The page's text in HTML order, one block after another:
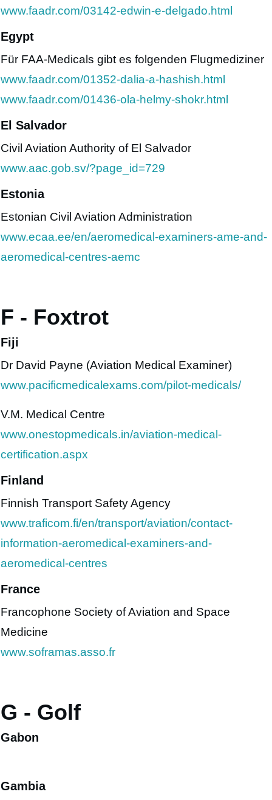
www.faadr.com/03142-edwin-e-delgado.html
Egypt
Für FAA-Medicals gibt es folgenden Flugmediziner
www.faadr.com/01352-dalia-a-hashish.html
www.faadr.com/01436-ola-helmy-shokr.html
El Salvador
Civil Aviation Authority of El Salvador
www.aac.gob.sv/?page_id=729
Estonia
Estonian Civil Aviation Administration
www.ecaa.ee/en/aeromedical-examiners-ame-and-
aeromedical-centres-aemc
F - Foxtrot
Fiji
Dr David Payne (Aviation Medical Examiner)
www.pacificmedicalexams.com/pilot-medicals/
V.M. Medical Centre
www.onestopmedicals.in/aviation-medical-
certification.aspx
Finland
Finnish Transport Safety Agency
www.traficom.fi/en/transport/aviation/contact-
information-aeromedical-examiners-and-
aeromedical-centres
France
Francophone Society of Aviation and Space
Medicine
www.soframas.asso.fr
G - Golf
Gabon
Gambia